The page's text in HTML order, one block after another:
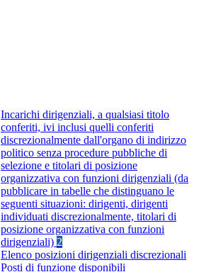
Incarichi dirigenziali, a qualsiasi titolo
conferiti, ivi inclusi quelli conferiti
discrezionalmente dall'organo di indirizzo
politico senza procedure pubbliche di
selezione e titolari di posizione
organizzativa con funzioni dirigenziali (da
pubblicare in tabelle che distinguano le
seguenti situazioni: dirigenti, dirigenti
individuati discrezionalmente, titolari di
posizione organizzativa con funzioni
dirigenziali) 2
Elenco posizioni dirigenziali discrezionali
Posti di funzione disponibili